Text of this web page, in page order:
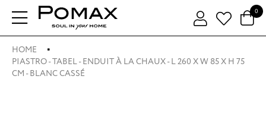
0
HOME
PIASTRO - TABEL - ENDUIT À LA CHAUX - L 260 X W 85 X H 75
CM - BLANC CASSÉ